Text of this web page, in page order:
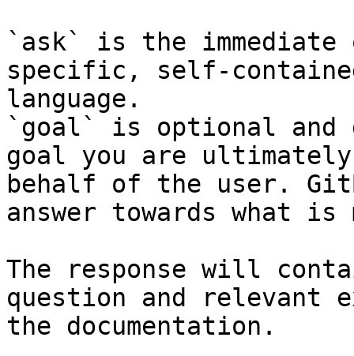
`ask` is the
specific, self-
language.
`goal` is optional and
goal you are
behalf of the user.
answer towards what
The response will
question and relevant
the documentation.